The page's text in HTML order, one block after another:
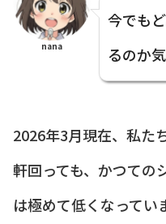
nana
今でも
るのか
2026年3月現在、私た
軒回っても、かつての
は極めて低くなってい